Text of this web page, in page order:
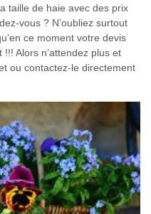
taille de haie avec des prix
vous ? N’oubliez surtout
ce moment votre devis
Alors n’attendez plus et
ou contactez-le directement